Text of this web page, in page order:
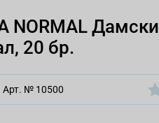
NORMAL Дамски
20 бр.
Арт. № 10500